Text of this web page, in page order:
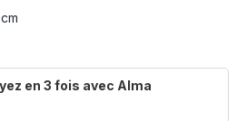
en 3 fois avec Alma